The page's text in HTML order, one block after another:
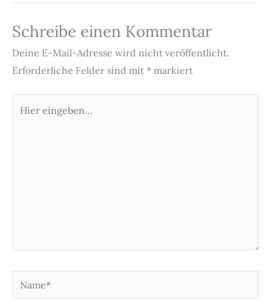
Schreibe einen Kommentar
Deine E-Mail-Adresse wird nicht veröffentlicht.
Erforderliche Felder sind mit * markiert
eingeben…
Name*